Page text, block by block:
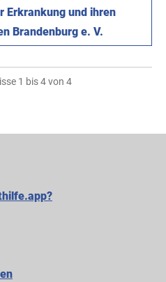
Erkrankung und ihren
Brandenburg e. V.
1 bis 4 von 4